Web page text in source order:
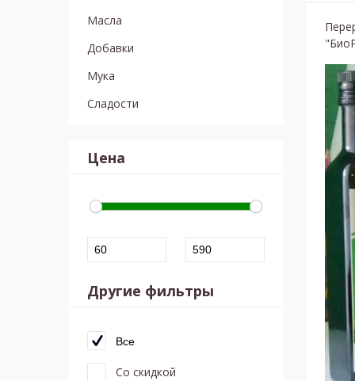
Масла
Добавки
Мука
Сладости
Цена
Другие фильтры
Все
Со скидкой